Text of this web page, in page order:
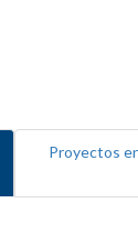
Proyectos